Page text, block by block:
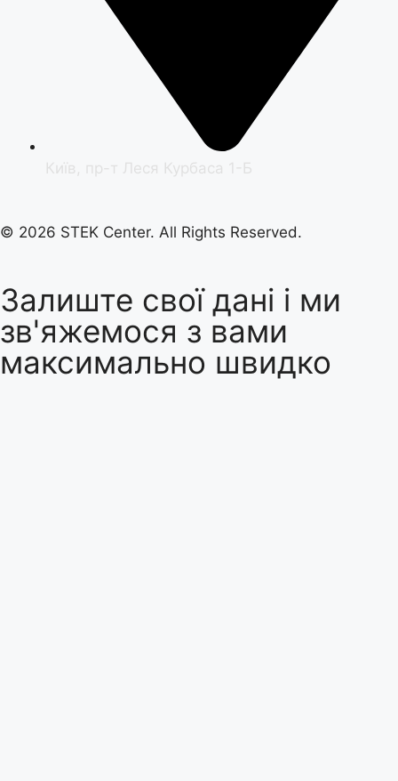
Київ, пр-т Леся Курбаса 1-Б
© 2026 STEK Center. All Rights Reserved.
Залиште свої дані і ми
зв'яжемося з вами
максимально швидко